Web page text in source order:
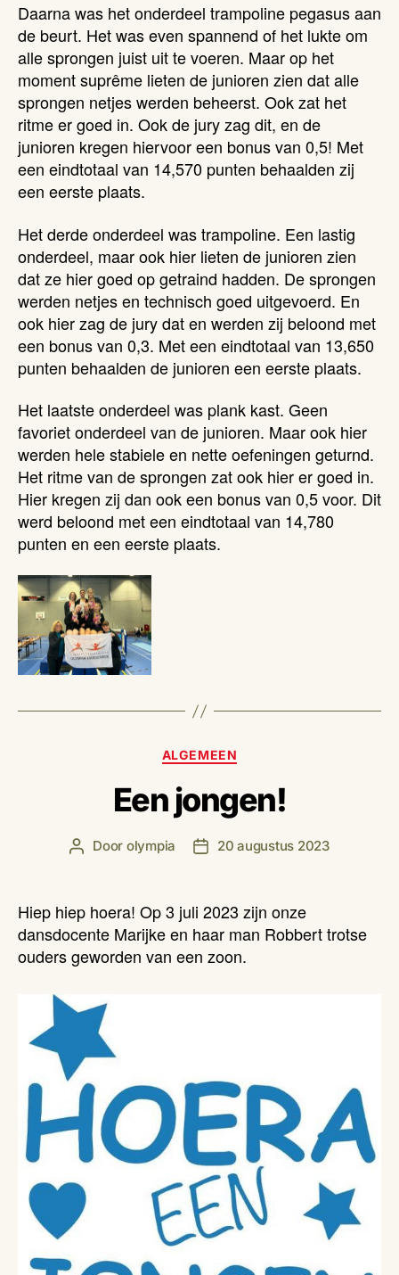
Daarna was het onderdeel trampoline pegasus aan
de beurt. Het was even spannend of het lukte om
alle sprongen juist uit te voeren. Maar op het
moment suprême lieten de junioren zien dat alle
sprongen netjes werden beheerst. Ook zat het
ritme er goed in. Ook de jury zag dit, en de
junioren kregen hiervoor een bonus van 0,5! Met
een eindtotaal van 14,570 punten behaalden zij
een eerste plaats.
Het derde onderdeel was trampoline. Een lastig
onderdeel, maar ook hier lieten de junioren zien
dat ze hier goed op getraind hadden. De sprongen
werden netjes en technisch goed uitgevoerd. En
ook hier zag de jury dat en werden zij beloond met
een bonus van 0,3. Met een eindtotaal van 13,650
punten behaalden de junioren een eerste plaats.
Het laatste onderdeel was plank kast. Geen
favoriet onderdeel van de junioren. Maar ook hier
werden hele stabiele en nette oefeningen geturnd.
Het ritme van de sprongen zat ook hier er goed in.
Hier kregen zij dan ook een bonus van 0,5 voor. Dit
werd beloond met een eindtotaal van 14,780
punten en een eerste plaats.
Categorieën
ALGEMEEN
Een jongen!
Berichtauteur
Door olympia Berichtdatum
20 augustus 2023
Hiep hiep hoera! Op 3 juli 2023 zijn onze
dansdocente Marijke en haar man Robbert trotse
ouders geworden van een zoon.